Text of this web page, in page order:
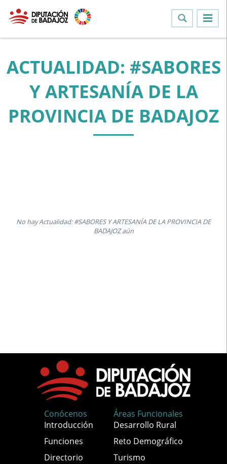
ACTUALIDAD: #SABORES
Y ARTESANÍA DE LA
PROVINCIA DE BADAJOZ
No hay Actualidad: #SABORES Y ARTESANÍA DE LA PROVINCIA DE
BADAJOZ aún
Conócenos
Introducción
Funciones
Directorio
Áreas Funcionales
Desarrollo Rural
Reto Demográfico
Turismo